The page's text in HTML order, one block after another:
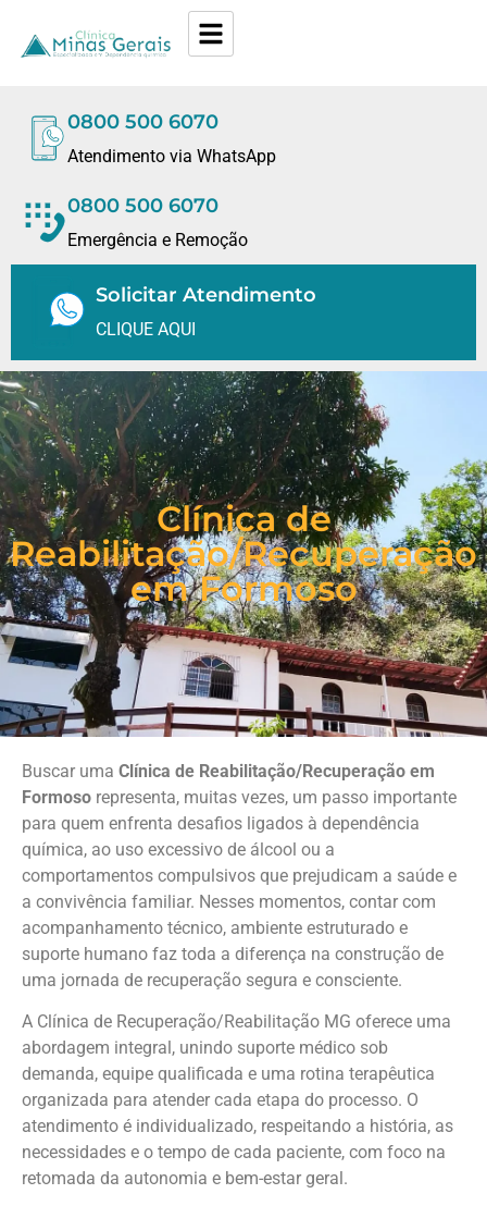
0800 500 6070
Atendimento via WhatsApp
0800 500 6070
Emergência e Remoção
Solicitar Atendimento
CLIQUE AQUI
Clínica de
Reabilitação/Recuperação
em Formoso
Buscar uma Clínica de Reabilitação/Recuperação em
Formoso representa, muitas vezes, um passo importante
para quem enfrenta desafios ligados à dependência
química, ao uso excessivo de álcool ou a
comportamentos compulsivos que prejudicam a saúde e
a convivência familiar. Nesses momentos, contar com
acompanhamento técnico, ambiente estruturado e
suporte humano faz toda a diferença na construção de
uma jornada de recuperação segura e consciente.
A Clínica de Recuperação/Reabilitação MG oferece uma
abordagem integral, unindo suporte médico sob
demanda, equipe qualificada e uma rotina terapêutica
organizada para atender cada etapa do processo. O
atendimento é individualizado, respeitando a história, as
necessidades e o tempo de cada paciente, com foco na
retomada da autonomia e bem-estar geral.